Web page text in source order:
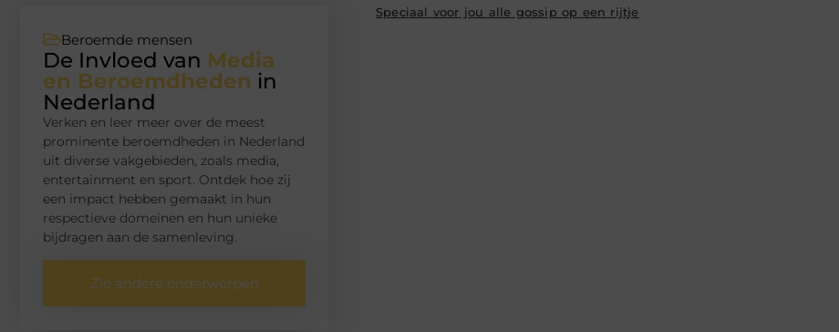
Beroemde mensen
De Invloed van Media
en Beroemdheden in
Nederland
Verken en leer meer over de meest
prominente beroemdheden in Nederland
uit diverse vakgebieden, zoals media,
entertainment en sport. Ontdek hoe zij
een impact hebben gemaakt in hun
respectieve domeinen en hun unieke
bijdragen aan de samenleving.
Zie andere onderwerpen
Speciaal voor jou alle gossip op een rijtje